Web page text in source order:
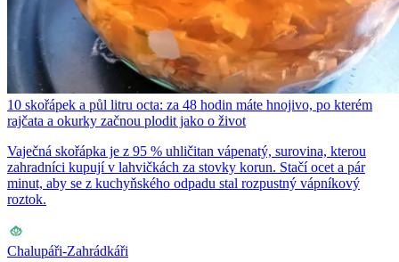
10 skořápek a půl litru octa: za 48 hodin máte hnojivo, po kterém
rajčata a okurky začnou plodit jako o život
Vaječná skořápka je z 95 % uhličitan vápenatý, surovina, kterou
zahradníci kupují v lahvičkách za stovky korun. Stačí ocet a pár
minut, aby se z kuchyňského odpadu stal rozpustný vápníkový
roztok.
Chalupáři-Zahrádkáři